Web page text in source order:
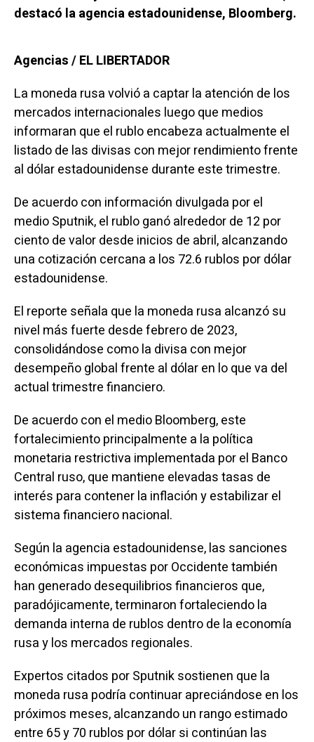
destacó la agencia estadounidense, Bloomberg.
Agencias / EL LIBERTADOR
La moneda rusa volvió a captar la atención de los
mercados internacionales luego que medios
informaran que el rublo encabeza actualmente el
listado de las divisas con mejor rendimiento frente
al dólar estadounidense durante este trimestre.
De acuerdo con información divulgada por el
medio Sputnik, el rublo ganó alrededor de 12 por
ciento de valor desde inicios de abril, alcanzando
una cotización cercana a los 72.6 rublos por dólar
estadounidense.
El reporte señala que la moneda rusa alcanzó su
nivel más fuerte desde febrero de 2023,
consolidándose como la divisa con mejor
desempeño global frente al dólar en lo que va del
actual trimestre financiero.
De acuerdo con el medio Bloomberg, este
fortalecimiento principalmente a la política
monetaria restrictiva implementada por el Banco
Central ruso, que mantiene elevadas tasas de
interés para contener la inflación y estabilizar el
sistema financiero nacional.
Según la agencia estadounidense, las sanciones
económicas impuestas por Occidente también
han generado desequilibrios financieros que,
paradójicamente, terminaron fortaleciendo la
demanda interna de rublos dentro de la economía
rusa y los mercados regionales.
Expertos citados por Sputnik sostienen que la
moneda rusa podría continuar apreciándose en los
próximos meses, alcanzando un rango estimado
entre 65 y 70 rublos por dólar si continúan las